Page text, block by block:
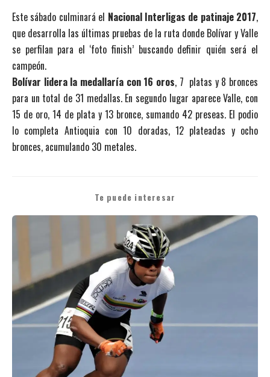
Este sábado culminará el Nacional Interligas de patinaje 2017,
que desarrolla las últimas pruebas de la ruta donde Bolívar y Valle
se perfilan para el ‘foto finish’ buscando definir quién será el
campeón.
Bolívar lidera la medallaría con 16 oros, 7 platas y 8 bronces
para un total de 31 medallas. En segundo lugar aparece Valle, con
15 de oro, 14 de plata y 13 bronce, sumando 42 preseas. El podio
lo completa Antioquia con 10 doradas, 12 plateadas y ocho
bronces, acumulando 30 metales.
Te puede interesar